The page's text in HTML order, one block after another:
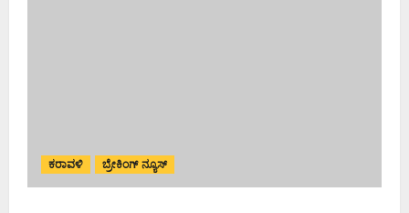
ಕರಾವಳಿ ಬ್ರೇಕಿಂಗ್ ನ್ಯೂಸ್